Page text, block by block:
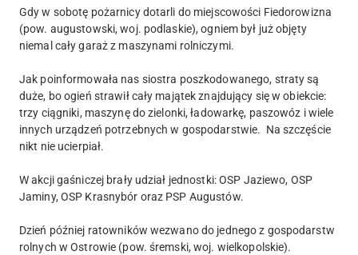
Gdy w sobotę pożarnicy dotarli do miejscowości Fiedorowizna
(pow. augustowski, woj. podlaskie), ogniem był już objęty
niemal cały garaż z maszynami rolniczymi.
Jak poinformowała nas siostra poszkodowanego, straty są
duże, bo ogień strawił cały majątek znajdujący się w obiekcie:
trzy ciągniki, maszynę do zielonki, ładowarkę, paszowóz i wiele
innych urządzeń potrzebnych w gospodarstwie. Na szczęście
nikt nie ucierpiał.
W akcji gaśniczej brały udział jednostki: OSP Jaziewo, OSP
Jaminy, OSP Krasnybór oraz PSP Augustów.
Dzień później ratowników wezwano do jednego z gospodarstw
rolnych w Ostrowie (pow. śremski, woj. wielkopolskie).